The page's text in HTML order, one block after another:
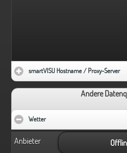
smartVISU Hostname / Proxy-Server
Andere
Wetterclick to collapse contents
Anbieter